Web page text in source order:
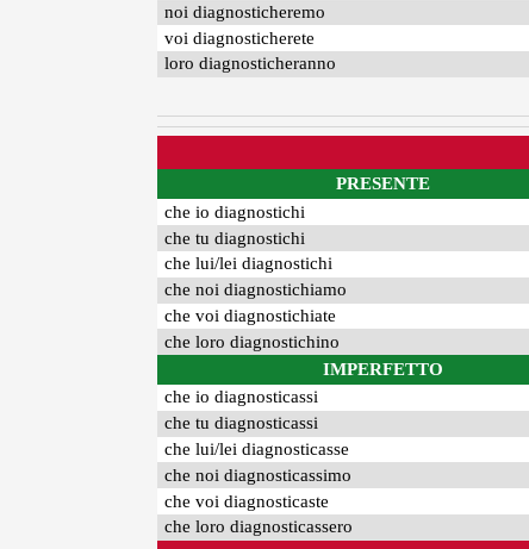
noi diagnosticheremo
voi diagnosticherete
loro diagnosticheranno
PRESENTE
che io diagnostichi
che tu diagnostichi
che lui/lei diagnostichi
che noi diagnostichiamo
che voi diagnostichiate
che loro diagnostichino
IMPERFETTO
che io diagnosticassi
che tu diagnosticassi
che lui/lei diagnosticasse
che noi diagnosticassimo
che voi diagnosticaste
che loro diagnosticassero